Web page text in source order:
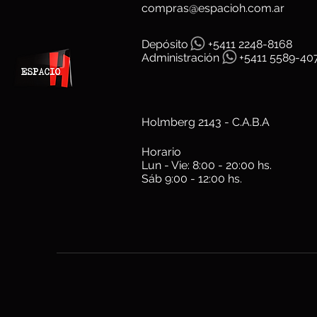
compras@espacioh.com.ar
Depósito
+5411 2248-8168
Administración
+5411 5589-
Holmberg 2143 - C.A.B.A
Horario
Lun - Vie: 8:00 - 20:00 hs.
Sáb 9:00 - 12:00 hs.